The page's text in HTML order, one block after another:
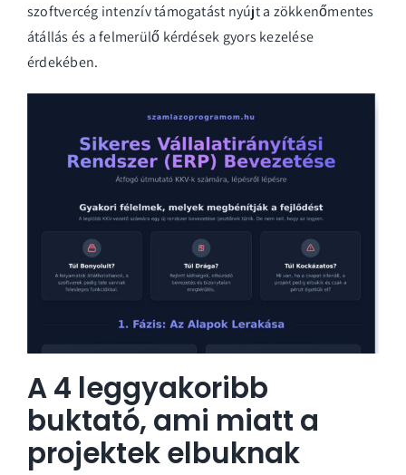
szoftvercég intenzív támogatást nyújt a zökkenőmentes
átállás és a felmerülő kérdések gyors kezelése
érdekében.
A 4 leggyakoribb
buktató, ami miatt a
projektek elbuknak